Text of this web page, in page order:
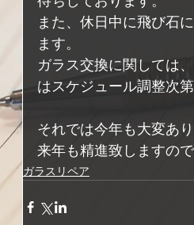
また、休日中に飛び石
ます。
ガラス交換に関しては
はスケジュール調整次
それでは今年も大変あ
来年も精進致しますの
ガラスリペア